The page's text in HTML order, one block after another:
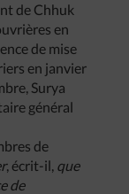
de Chhuk
en
de mise
en janvier
Surya
général
de
, écrit-il, que
de